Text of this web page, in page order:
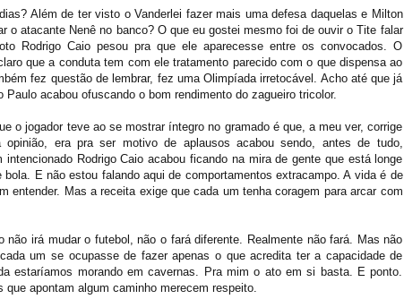
Além de ter visto o Vanderlei fazer mais uma defesa daquelas e Milton
o atacante Nenê no banco? O que eu gostei mesmo foi de ouvir o Tite falar
Rodrigo Caio pesou pra que ele aparecesse entre os convocados. O
que a conduta tem com ele tratamento parecido com o que dispensa ao
fez questão de lembrar, fez uma Olimpíada irretocável. Acho até que já
acabou ofuscando o bom rendimento do zagueiro tricolor.
o jogador teve ao se mostrar íntegro no gramado é que, a meu ver, corrige
era pra ser motivo de aplausos acabou sendo, antes de tudo,
Rodrigo Caio acabou ficando na mira de gente que está longe
E não estou falando aqui de comportamentos extracampo. A vida é de
entender. Mas a receita exige que cada um tenha coragem para arcar com
irá mudar o futebol, não o fará diferente. Realmente não fará. Mas não
um se ocupasse de fazer apenas o que acredita ter a capacidade de
estaríamos morando em cavernas. Pra mim o ato em si basta. E ponto.
apontam algum caminho merecem respeito.